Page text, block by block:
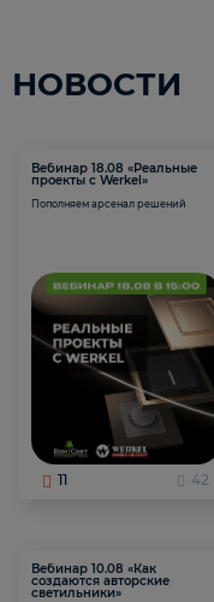
НОВОСТИ
Вебинар 18.08 «Реальные
проекты с Werkel»
Пополняем арсенал решений
11 42
Вебинар 10.08 «Как
создаются авторские
светильники»